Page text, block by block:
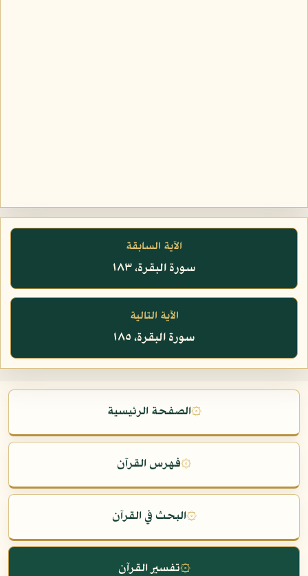
الآية السابقة
سورة البقرة، ١٨٣
الآية التالية
سورة البقرة، ١٨٥
۞الصفحة الرئيسية
۞فهرس القرآن
۞البحث في القرآن
۞تفسير القرآن